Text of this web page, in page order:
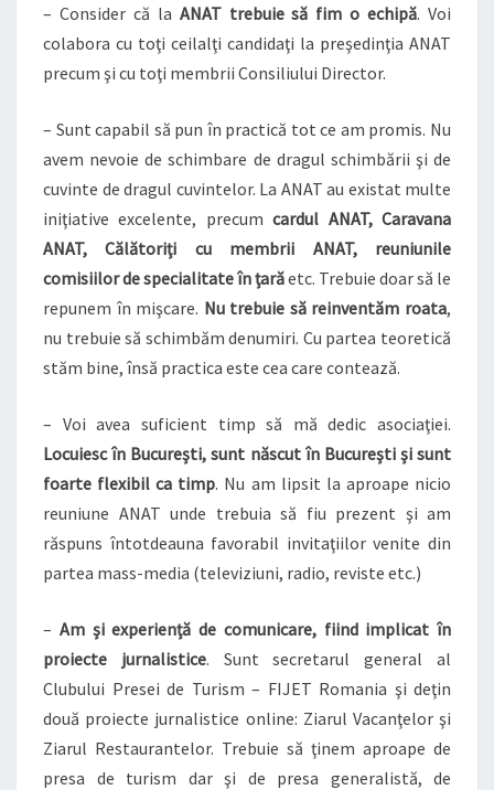
– Consider că la ANAT trebuie să fim o echipă. Voi
colabora cu toţi ceilalţi candidaţi la preşedinţia ANAT
precum şi cu toţi membrii Consiliului Director.
– Sunt capabil să pun în practică tot ce am promis. Nu
avem nevoie de schimbare de dragul schimbării şi de
cuvinte de dragul cuvintelor. La ANAT au existat multe
iniţiative excelente, precumcardul ANAT, Caravana
ANAT, Călătoriţi cu membrii ANAT, reuniunile
comisiilor de specialitate în ţarăetc. Trebuie doar să le
repunem în mişcare. Nu trebuie să reinventăm roata,
nu trebuie să schimbăm denumiri. Cu partea teoretică
stăm bine, însă practica este cea care contează.
– Voi avea suficient timp să mă dedic asociaţiei.
Locuiesc în Bucureşti, sunt născut în Bucureşti şi sunt
foarte flexibil ca timp. Nu am lipsit la aproape nicio
reuniune ANAT unde trebuia să fiu prezent şi am
răspuns întotdeauna favorabil invitaţiilor venite din
partea mass-media (televiziuni, radio, reviste etc.)
– Am şi experienţă de comunicare, fiind implicat în
proiecte jurnalistice. Sunt secretarul general al
Clubului Presei de Turism – FIJET Romania şi deţin
două proiecte jurnalistice online: Ziarul Vacanţelor şi
Ziarul Restaurantelor. Trebuie să ţinem aproape de
presa de turism dar şi de presa generalistă, de